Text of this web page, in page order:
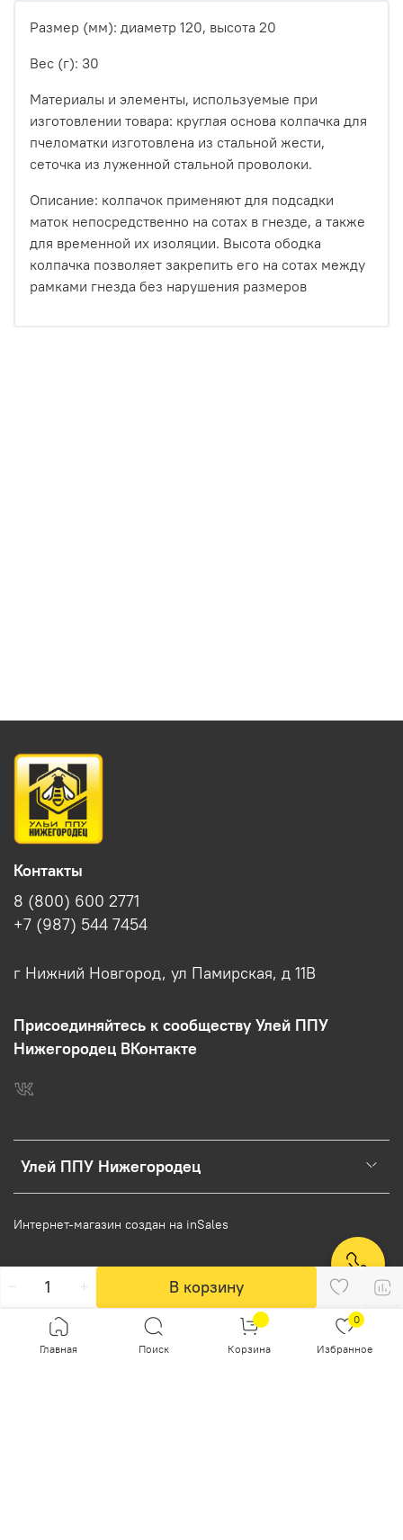
В корзину
Размер (мм): диаметр 120, высота 20
Вес (г): 30
Материалы и элементы, используемые при
изготовлении товара: круглая основа колпачка для
пчеломатки изготовлена из стальной жести,
сеточка из луженной стальной проволоки.
Описание: колпачок применяют для подсадки
маток непосредственно на сотах в гнезде, а также
для временной их изоляции. Высота ободка
колпачка позволяет закрепить его на сотах между
рамками гнезда без нарушения размеров
Улей ППУ Нижегородец
Контакты
8 (800) 600 2771
+7 (987) 544 7454
г Нижний Новгород, ул Памирская, д 11В
Присоединяйтесь к сообществу Улей ППУ
Нижегородец ВКонтакте
Интернет-магазин создан на inSales
Главная Поиск Корзина
0
Избранное
Заказ в один клик
Согласие на обработку персональных данных
Настоящим подтверждаю, что я ознакомлен и согласен с